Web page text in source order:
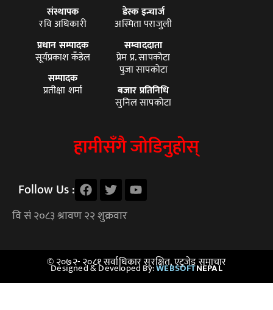
संस्थापक
रवि अधिकारी
प्रधान सम्पादक
सूर्यप्रकाश कँडेल
सम्पादक
प्रतीक्षा शर्मा
डेस्क इन्चार्ज
अस्मिता पराजुली
सम्वाददाता
प्रेम प्र. सापकोटा
पुजा सापकोटा
बजार प्रतिनिधि
सुनिल सापकोटा
हामीसँगै जोडिनुहोस्
Follow Us :
© २०७२- २०८१ सर्वाधिकार सुरक्षित, एटुजेड समाचार
Designed & Developed By:WEBSOFTNEPAL